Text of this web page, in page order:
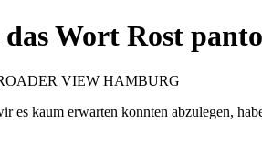
Wort Rost
VIEW HAMBURG
es kaum erwarten konnten abzulegen,